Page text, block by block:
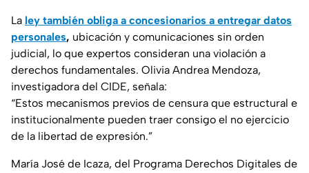
La ley también obliga a concesionarios a entregar datos
personales, ubicación y comunicaciones sin orden
judicial, lo que expertos consideran una violación a
derechos fundamentales. Olivia Andrea Mendoza,
investigadora del CIDE, señala:
“Estos mecanismos previos de censura que estructural e
institucionalmente pueden traer consigo el no ejercicio
de la libertad de expresión.”
María José de Icaza, del Programa Derechos Digitales de